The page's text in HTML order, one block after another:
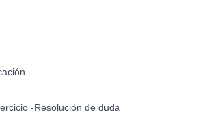
-Resolución de duda